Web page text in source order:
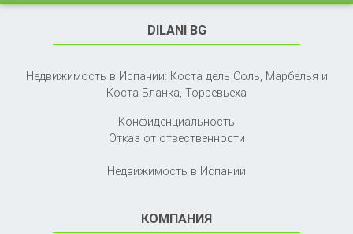
DILANI BG
Недвижимость в Испании: Коста дель Соль, Марбелья и
Коста Бланка, Торревьеха
Конфиденциальность
Отказ от отвественности
Недвижимость в Испании
КОМПАНИЯ